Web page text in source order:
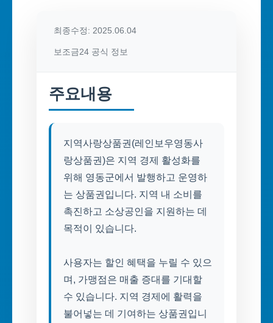
최종수정: 2025.06.04
보조금24 공식 정보
주요내용
지역사랑상품권(레인보우영동사
랑상품권)은 지역 경제 활성화를
위해 영동군에서 발행하고 운영하
는 상품권입니다. 지역 내 소비를
촉진하고 소상공인을 지원하는 데
목적이 있습니다.
사용자는 할인 혜택을 누릴 수 있으
며, 가맹점은 매출 증대를 기대할
수 있습니다. 지역 경제에 활력을
불어넣는 데 기여하는 상품권입니